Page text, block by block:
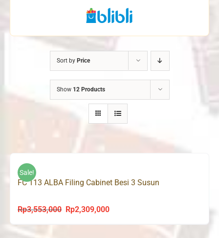
Sort by Price
Show 12 Products
Sale!
FC 113 ALBA Filing Cabinet Besi 3 Susun
Rp3,553,000
Original
Rp2,309,000Current